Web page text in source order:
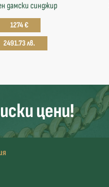
дамски синджир
1274 €
2491.73 лв.
цени!